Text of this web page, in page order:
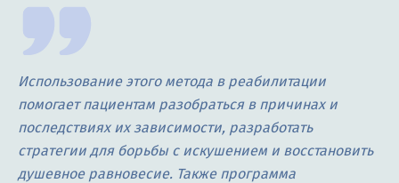
Использование этого метода в реабилитации
помогает пациентам разобраться в причинах и
последствиях их зависимости, разработать
стратегии для борьбы с искушением и восстановить
душевное равновесие. Также программа